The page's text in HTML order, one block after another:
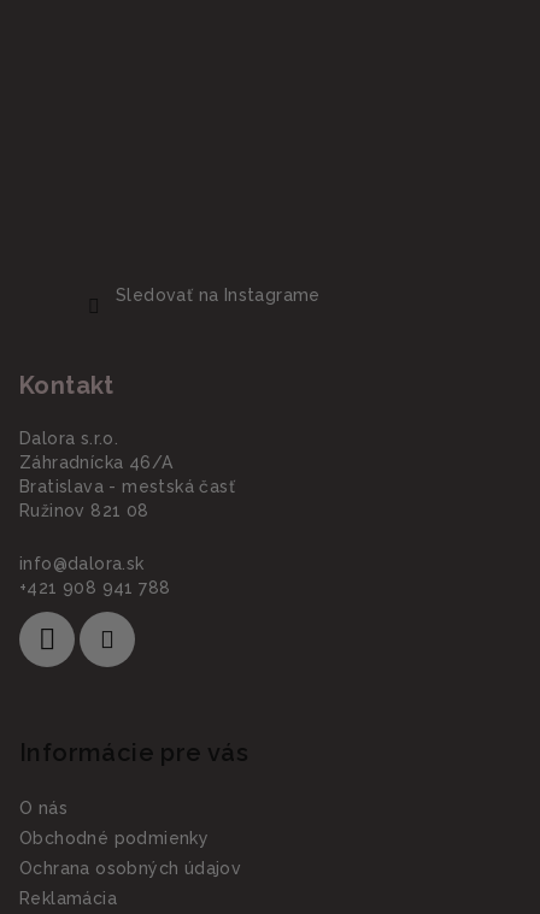
Sledovať na Instagrame
Kontakt
Dalora s.r.o.
Záhradnícka 46/A
Bratislava - mestská časť
Ružinov 821 08
info@dalora.sk
+421 908 941 788
Informácie pre vás
O nás
Obchodné podmienky
Ochrana osobných údajov
Reklamácia